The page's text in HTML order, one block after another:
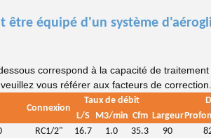
être équipé d'un système
correspond à la capacité de
vous référer aux facteurs de correction.
Connexion
Taux de débit
L/S
M3/min Cfm Largeur
RC1/2" 16.7 1.0 35.3 90